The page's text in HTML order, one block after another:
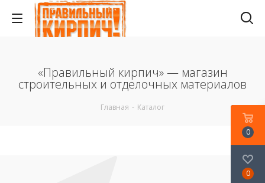
«Правильный кирпич» — магазин
строительных и отделочных материалов
Главная - Каталог
0
0